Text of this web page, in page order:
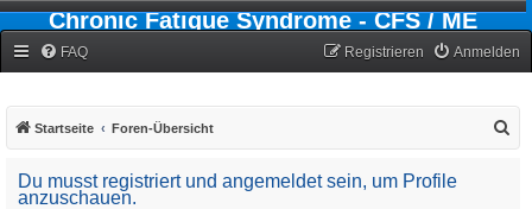
Chronic Fatigue Syndrome - CFS / ME
FAQ Anmelden
Registrieren
Startseite Foren-Übersicht
Du musst registriert und angemeldet sein, um Profile
anzuschauen.